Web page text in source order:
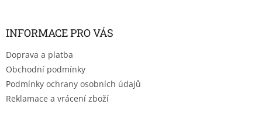
INFORMACE PRO VÁS
Doprava a platba
Obchodní podmínky
Podmínky ochrany osobních údajů
Reklamace a vrácení zboží